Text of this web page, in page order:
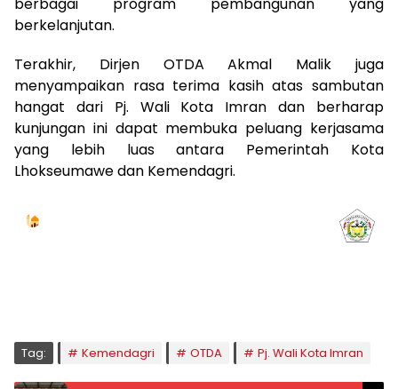
berkelanjutan.
Terakhir, Dirjen OTDA Akmal Malik juga
menyampaikan rasa terima kasih atas sambutan
hangat dari Pj. Wali Kota Imran dan berharap
kunjungan ini dapat membuka peluang kerjasama
yang lebih luas antara Pemerintah Kota
Lhokseumawe dan Kemendagri.
Tag: Kemendagri OTDA Pj. Wali Kota Imran